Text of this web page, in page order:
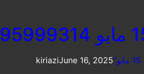
kiriaziJune 16, 2025